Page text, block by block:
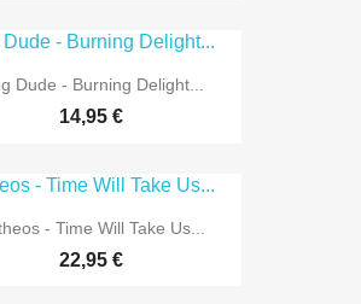
Dude - Burning Delight...
14,95 €
- Time Will Take Us...
22,95 €